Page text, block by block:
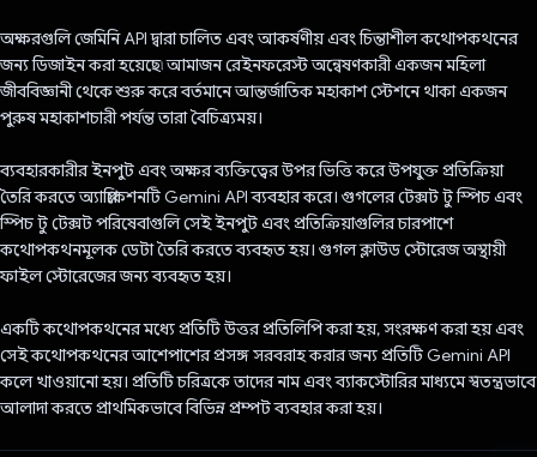
অক্ষরগুলি জেমিনি API দ্বারা চালিত এবং আকর্ষণীয় এবং চিন্তাশীল কথোপকথনের
জন্য ডিজাইন করা হয়েছে৷ আমাজন রেইনফরেস্ট অন্বেষণকারী একজন মহিলা
জীববিজ্ঞানী থেকে শুরু করে বর্তমানে আন্তর্জাতিক মহাকাশ স্টেশনে থাকা একজন
পুরুষ মহাকাশচারী পর্যন্ত তারা বৈচিত্র্যময়।
ব্যবহারকারীর ইনপুট এবং অক্ষর ব্যক্তিত্বের উপর ভিত্তি করে উপযুক্ত প্রতিক্রিয়া
তৈরি করতে অ্যাপ্লিকেশনটি Gemini API ব্যবহার করে। গুগলের টেক্সট টু স্পিচ এবং
স্পিচ টু টেক্সট পরিষেবাগুলি সেই ইনপুট এবং প্রতিক্রিয়াগুলির চারপাশে
কথোপকথনমূলক ডেটা তৈরি করতে ব্যবহৃত হয়। গুগল ক্লাউড স্টোরেজ অস্থায়ী
ফাইল স্টোরেজের জন্য ব্যবহৃত হয়।
একটি কথোপকথনের মধ্যে প্রতিটি উত্তর প্রতিলিপি করা হয়, সংরক্ষণ করা হয় এবং
সেই কথোপকথনের আশেপাশের প্রসঙ্গ সরবরাহ করার জন্য প্রতিটি Gemini API
কলে খাওয়ানো হয়। প্রতিটি চরিত্রকে তাদের নাম এবং ব্যাকস্টোরির মাধ্যমে স্বতন্ত্রভাবে
আলাদা করতে প্রাথমিকভাবে বিভিন্ন প্রম্পট ব্যবহার করা হয়।